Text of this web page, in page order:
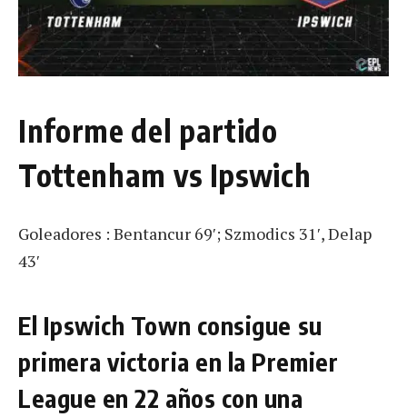
Informe del partido
Tottenham vs Ipswich
Goleadores : Bentancur 69′; Szmodics 31′, Delap
43′
El Ipswich Town consigue su
primera victoria en la Premier
League en 22 años con una